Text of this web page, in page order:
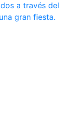
a través del
gran fiesta.